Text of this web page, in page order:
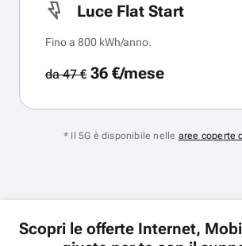
Luce Flat Start
Fino a 800 kWh/anno.
da 47 €36 €/mese
* Il 5G è disponibile nelle aree coperte
Scopri le offerte Internet,